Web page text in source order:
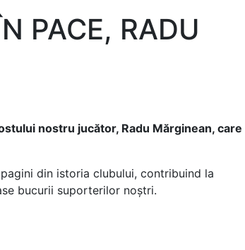
PACE, RADU
nostru jucător, Radu Mărginean, care
din istoria clubului, contribuind la
bucurii suporterilor noștri.